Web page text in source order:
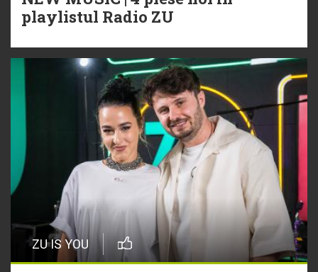
playlistul Radio ZU
ZU IS YOU